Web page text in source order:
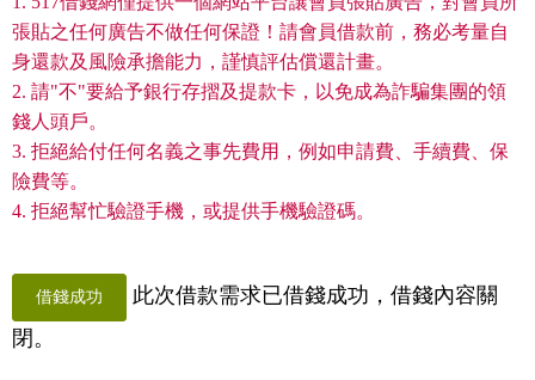
張貼之任何廣告不做任何保證！請會員借款前，務必考量自
身還款及風險承擔能力，謹慎評估償還計畫。
2. 請"不"要給予銀行存摺及提款卡，以免成為詐騙集團的領
錢人頭戶。
3. 拒絕給付任何名義之事先費用，例如申請費、手續費、保
險費等。
4. 拒絕幫忙驗證手機，或提供手機驗證碼。
借錢成功
此次借款需求已借錢成功，借錢內容關
閉。